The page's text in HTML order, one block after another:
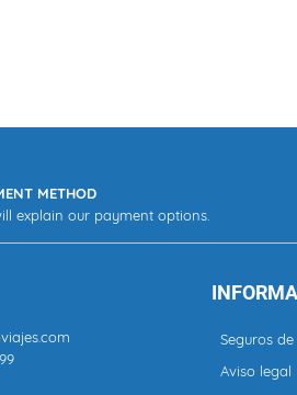
METHOD
explain our payment options.
Seguros
Aviso legal